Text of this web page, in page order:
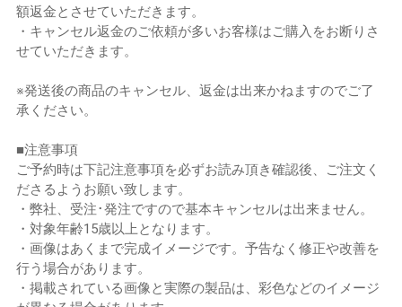
額返金とさせていただきます。
・キャンセル返金のご依頼が多いお客様はご購入をお断りさ
せていただきます。
※発送後の商品のキャンセル、返金は出来かねますのでご了
承ください。
■注意事項
ご予約時は下記注意事項を必ずお読み頂き確認後、ご注文く
ださるようお願い致します。
・弊社、受注･発注ですので基本キャンセルは出来ません。
・対象年齢15歳以上となります。
・画像はあくまで完成イメージです。予告なく修正や改善を
行う場合があります。
・掲載されている画像と実際の製品は、彩色などのイメージ